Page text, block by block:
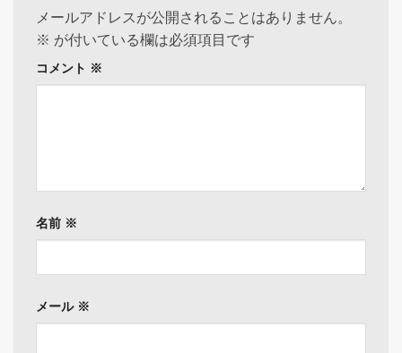
メールアドレスが公開されることはありません。
※ が付いている欄は必須項目です
コメント ※
名前 ※
メール ※